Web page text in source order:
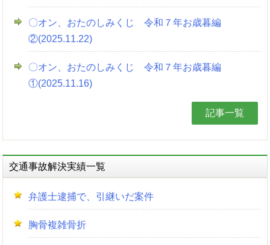
〇オン、おたのしみくじ 令和７年お歳暮編
②(2025.11.22)
〇オン、おたのしみくじ 令和７年お歳暮編
①(2025.11.16)
記事一覧
交通事故解決実績一覧
弁護士逮捕で、引継いだ案件
胸骨複雑骨折